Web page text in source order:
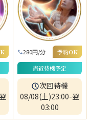
280円/分
予約OK
直近待機予定
次回待機
08/08(土)23:00-翌
03:00